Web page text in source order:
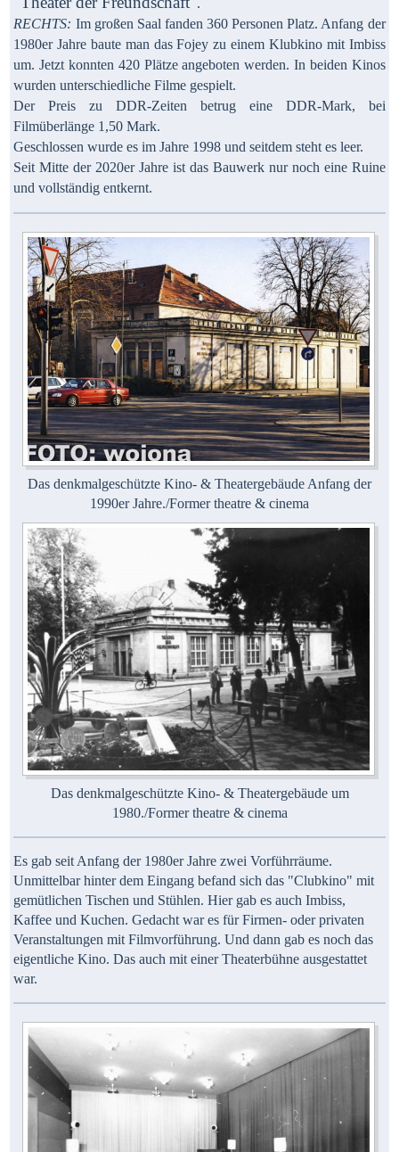
.
RECHTS: Im großen Saal fanden 360 Personen Platz. Anfang der
1980er Jahre baute man das Fojey zu einem Klubkino mit Imbiss
um. Jetzt konnten 420 Plätze angeboten werden. In beiden Kinos
wurden unterschiedliche Filme gespielt.
Der Preis zu DDR-Zeiten betrug eine DDR-Mark, bei
Filmüberlänge 1,50 Mark.
Geschlossen wurde es im Jahre 1998 und seitdem steht es leer.
Seit Mitte der 2020er Jahre ist das Bauwerk nur noch eine Ruine
und vollständig entkernt.
Das denkmalgeschützte Kino- & Theatergebäude Anfang der
1990er Jahre./Former theatre & cinema
Das denkmalgeschützte Kino- & Theatergebäude um
1980./Former theatre & cinema
Es gab seit Anfang der 1980er Jahre zwei Vorführräume.
Unmittelbar hinter dem Eingang befand sich das "Clubkino" mit
gemütlichen Tischen und Stühlen. Hier gab es auch Imbiss,
Kaffee und Kuchen. Gedacht war es für Firmen- oder privaten
Veranstaltungen mit Filmvorführung. Und dann gab es noch das
eigentliche Kino. Das auch mit einer Theaterbühne ausgestattet
war.